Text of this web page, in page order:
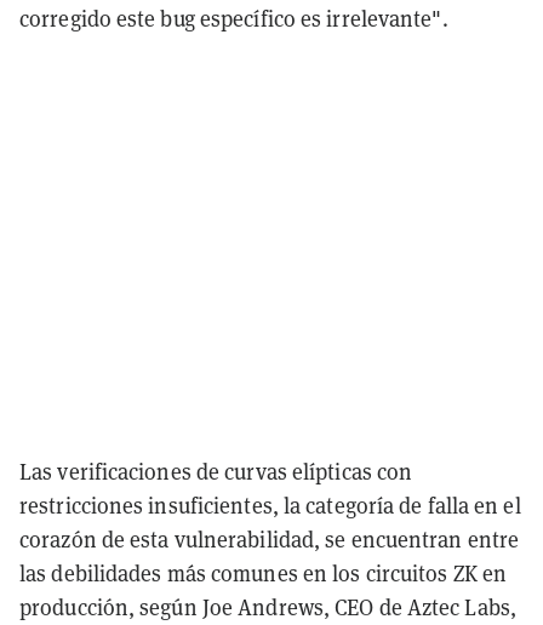
corregido este bug específico es irrelevante".
Las verificaciones de curvas elípticas con
restricciones insuficientes, la categoría de falla en el
corazón de esta vulnerabilidad, se encuentran entre
las debilidades más comunes en los circuitos ZK en
producción, según Joe Andrews, CEO de Aztec Labs,